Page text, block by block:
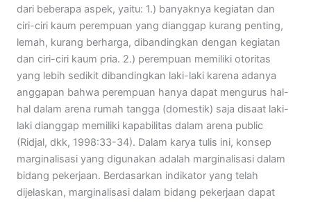
dari beberapa aspek, yaitu: 1.) banyaknya kegiatan dan
ciri-ciri kaum perempuan yang dianggap kurang penting,
lemah, kurang berharga, dibandingkan dengan kegiatan
dan ciri-ciri kaum pria. 2.) perempuan memiliki otoritas
yang lebih sedikit dibandingkan laki-laki karena adanya
anggapan bahwa perempuan hanya dapat mengurus hal-
hal dalam arena rumah tangga (domestik) saja disaat laki-
laki dianggap memiliki kapabilitas dalam arena public
(Ridjal, dkk, 1998:33-34). Dalam karya tulis ini, konsep
marginalisasi yang digunakan adalah marginalisasi dalam
bidang pekerjaan. Berdasarkan indikator yang telah
dijelaskan, marginalisasi dalam bidang pekerjaan dapat